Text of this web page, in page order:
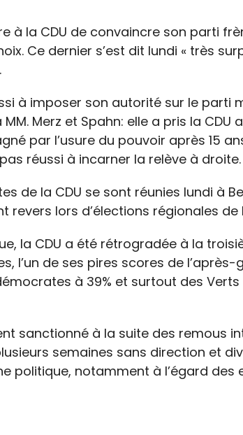
à la CDU de convaincre son parti
Ce dernier s’est dit lundi « très
à imposer son autorité sur le parti
Merz et Spahn: elle a pris la CDU
par l’usure du pouvoir après 15
pas réussi à incarner la relève à droite.
de la CDU se sont réunies lundi à
revers lors d’élections régionales
la CDU a été rétrogradée à la
l’un de ses pires scores de l’après-
à 39% et surtout des
sanctionné à la suite des remous
semaines sans direction et
politique, notamment à l’égard des